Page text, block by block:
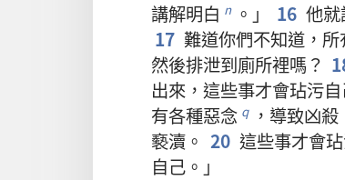
講解明白 n 。」 16 他就
17 難道你們不知道 ， 所
然後排泄到廁所裡嗎 ？
出來 ， 這些事才會玷污
有各種惡念 q ， 導致凶殺
褻瀆 。 20 這些事才會
自己 。」